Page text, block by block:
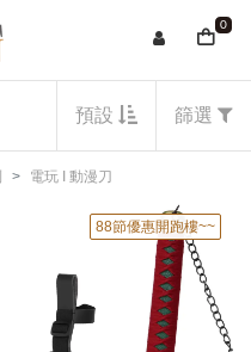
0
預設 篩選
電玩 I 動漫刀
88節優惠開跑樓~~